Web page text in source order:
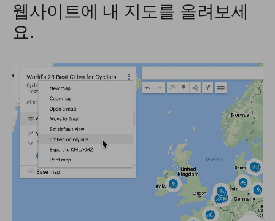
웹사이트에 내 지도를 올려보세
요.